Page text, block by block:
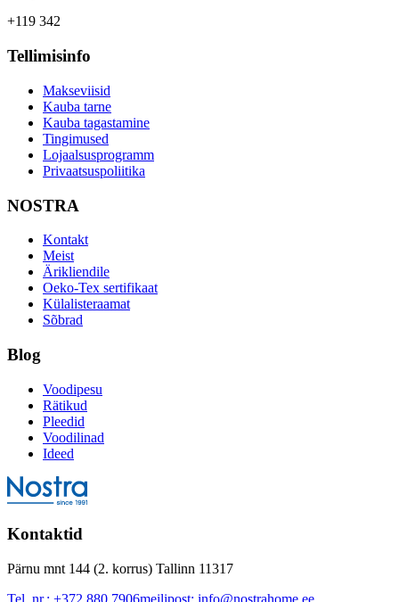
+119 342
Tellimisinfo
Makseviisid
Kauba tarne
Kauba tagastamine
Tingimused
Lojaalsusprogramm
Privaatsuspoliitika
NOSTRA
Kontakt
Meist
Ärikliendile
Oeko-Tex sertifikaat
Külalisteraamat
Sõbrad
Blog
Voodipesu
Rätikud
Pleedid
Voodilinad
Ideed
Kontaktid
Pärnu mnt 144 (2. korrus) Tallinn 11317